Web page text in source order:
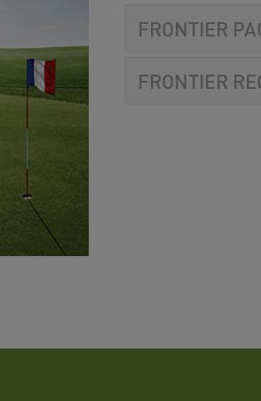
FRONTIER
FRONTIER